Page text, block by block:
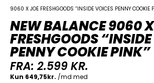
9060 X JOE FRESHGOODS “INSIDE VOICES PENNY COOKIE
NEW BALANCE 9060
FRESHGOODS
PENNY COOKIE PINK”
FRA: 2.599KR.